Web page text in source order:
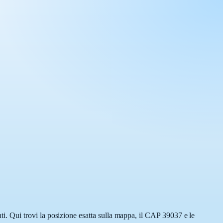
Qui trovi la posizione esatta sulla mappa, il CAP 39037 e le